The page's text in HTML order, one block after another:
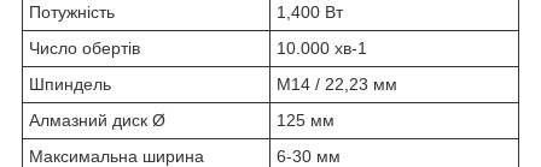
Потужність
1,400 Вт
Число обертів
10.000 хв-1
Шпиндель
M14 / 22,23 мм
Алмазний диск Ø
125 мм
Максимальна ширина
6-30 мм